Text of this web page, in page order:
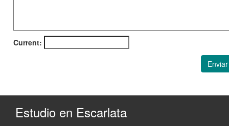
Current:
Enviar
Estudio en Escarlata